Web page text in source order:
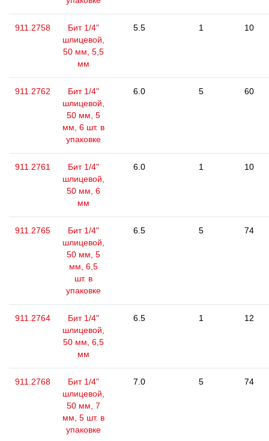
911.2758
Бит 1/4"
шлицевой,
50 мм, 5,5
мм
5.5 1 10
911.2762
Бит 1/4"
шлицевой,
50 мм, 5
мм, 6 шт. в
упаковке
6.0 5 60
911.2761
Бит 1/4"
шлицевой,
50 мм, 6
мм
6.0 1 10
911.2765
Бит 1/4"
шлицевой,
50 мм, 5
мм, 6,5
шт. в
упаковке
6.5 5 74
911.2764
Бит 1/4"
шлицевой,
50 мм, 6,5
мм
6.5 1 12
911.2768
Бит 1/4"
шлицевой,
50 мм, 7
мм, 5 шт. в
упаковке
7.0 5 74